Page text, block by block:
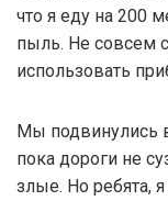
что я еду на 200
пыль. Не совсем
использовать
Мы подвинулись
пока дороги не
злые. Но ребята,